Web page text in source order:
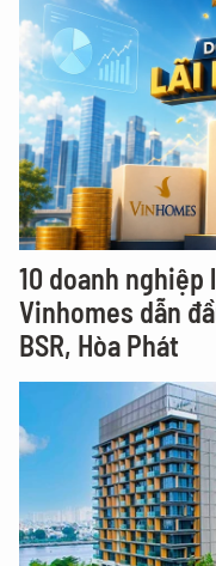
10 doanh
Vinhomes dẫn
BSR, Hòa Phát